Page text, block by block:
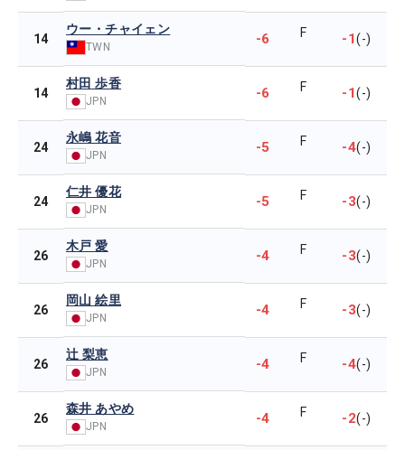
14
ウー・チャイェン
TWN -6 F -1(-)
14
村田 歩香
JPN -6 F -1(-)
24
永嶋 花音
JPN -5 F -4(-)
24
仁井 優花
JPN -5 F -3(-)
26
木戸 愛
JPN -4 F -3(-)
26
岡山 絵里
JPN -4 F -3(-)
26
辻 梨恵
JPN -4 F -4(-)
26
森井 あやめ
JPN -4 F -2(-)